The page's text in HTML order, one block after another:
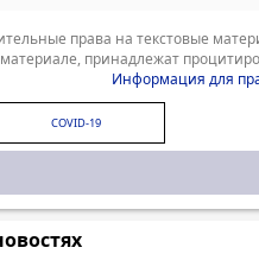
права на текстовые
принадлежат
Информация для
COVID-19